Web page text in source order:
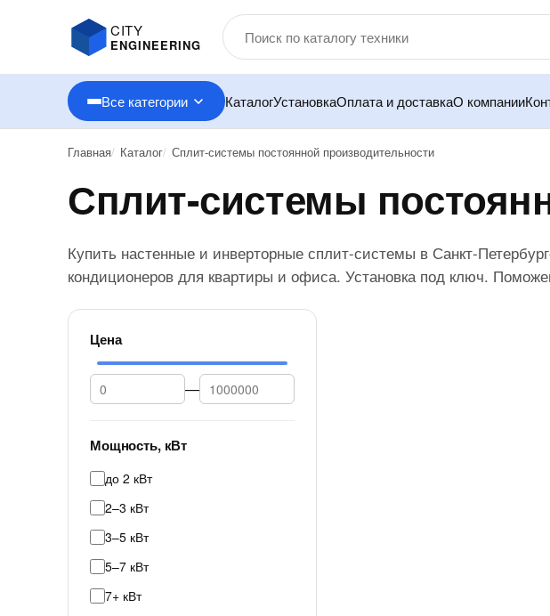
CITY
ENGINEERING
Все категории КаталогУстановкаОплата и доставкаО компании
Главная Каталог Сплит-системы постоянной производительности
Сплит-системы
Купить настенные и инверторные сплит-системы в Санкт-
кондиционеров для квартиры и офиса. Установка под ключ.
Цена
—
Мощность, кВт
до 2 кВт
2–3 кВт
3–5 кВт
5–7 кВт
7+ кВт